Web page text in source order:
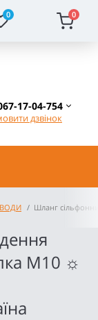
0 0
17-04-754
дзвінок
ВОДИ Шланг
М10 ☼